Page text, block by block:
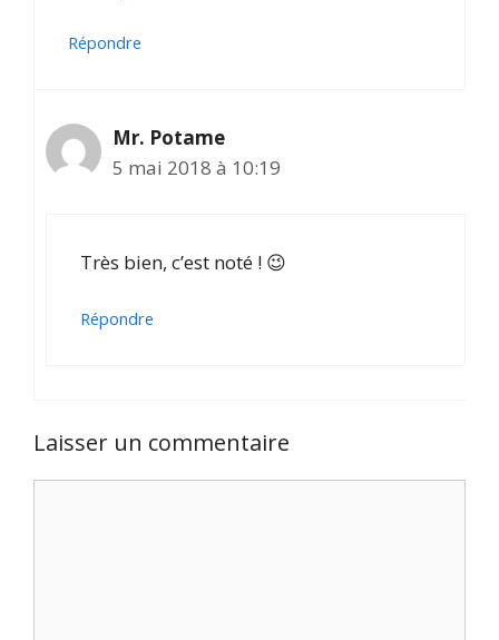
Répondre
Mr. Potame
5 mai 2018 à 10:19
Très bien, c’est noté ! 😉
Répondre
Laisser un commentaire